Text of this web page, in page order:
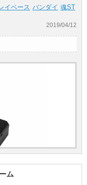
イベース バンダイ 魂ST
2019/04/12
ム